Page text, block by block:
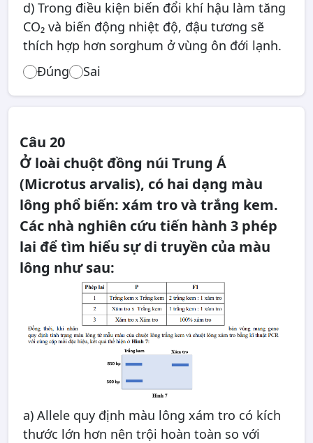
d) Trong điều kiện biến đổi khí hậu làm tăng
CO₂ và biến động nhiệt độ, đậu tương sẽ
thích hợp hơn sorghum ở vùng ôn đới lạnh.
Đúng
Sai
Câu 20
Ở loài chuột đồng núi Trung Á
(Microtus arvalis), có hai dạng màu
lông phổ biến: xám tro và trắng kem.
Các nhà nghiên cứu tiến hành 3 phép
lai để tìm hiểu sự di truyền của màu
lông như sau:
a) Allele quy định màu lông xám tro có kích
thước lớn hơn nên trội hoàn toàn so với